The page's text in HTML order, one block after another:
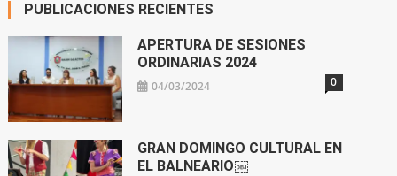
PUBLICACIONES RECIENTES
APERTURA DE SESIONES
ORDINARIAS 2024
04/03/2024 0
GRAN DOMINGO CULTURAL EN
EL BALNEARIO￼